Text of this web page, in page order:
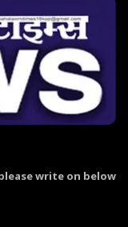
write on below